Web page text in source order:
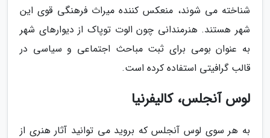
شناخته می شوند، منعکس کننده میراث فرهنگی قوی این
شهر هستند. هنرمندانی چون الوت توپاک از دیوارهای شهر
به عنوان بومی برای ثبت مباحث اجتماعی و سیاسی در
قالب گرافیتی استفاده کرده است.
لوس آنجلس، کالیفرنیا
به هر سوی لوس آنجلس که بروید می توانید آثار هنری از